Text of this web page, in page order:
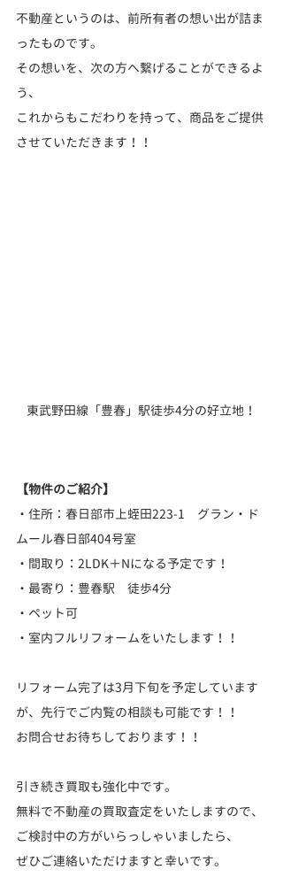
不動産というのは、前所有者の想い出が詰ま
ったものです。
その想いを、次の方へ繋げることができるよ
う、
これからもこだわりを持って、商品をご提供
させていただきます！！
東武野田線「豊春」駅徒歩4分の好立地！
【物件のご紹介】
・住所：春日部市上蛭田223-1　グラン・ド
ムール春日部404号室
・間取り：2LDK＋Nになる予定です！
・最寄り：豊春駅　徒歩4分
・ペット可
・室内フルリフォームをいたします！！
リフォーム完了は3月下旬を予定しています
が、先行でご内覧の相談も可能です！！
お問合せお待ちしております！！
引き続き買取も強化中です。
無料で不動産の買取査定をいたしますので、
ご検討中の方がいらっしゃいましたら、
ぜひご連絡いただけますと幸いです。